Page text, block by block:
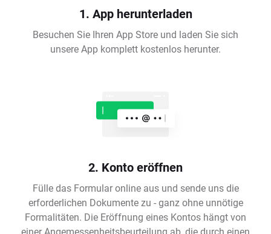
1. App herunterladen
Besuchen Sie Ihren App Store und laden Sie sich
unsere App komplett kostenlos herunter.
2. Konto eröffnen
Fülle das Formular online aus und sende uns die
erforderlichen Dokumente zu - ganz ohne unnötige
Formalitäten. Die Eröffnung eines Kontos hängt von
einer Angemessenheitsbeurteilung ab, die durch einen